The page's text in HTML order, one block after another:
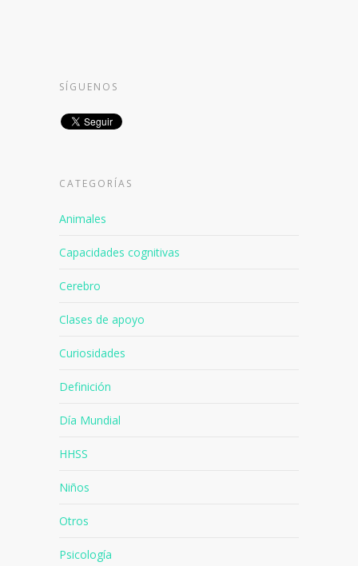
SÍGUENOS
CATEGORÍAS
Animales
Capacidades cognitivas
Cerebro
Clases de apoyo
Curiosidades
Definición
Día Mundial
HHSS
Niños
Otros
Psicología